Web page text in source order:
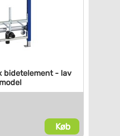
bidetelement -lav
model
Køb